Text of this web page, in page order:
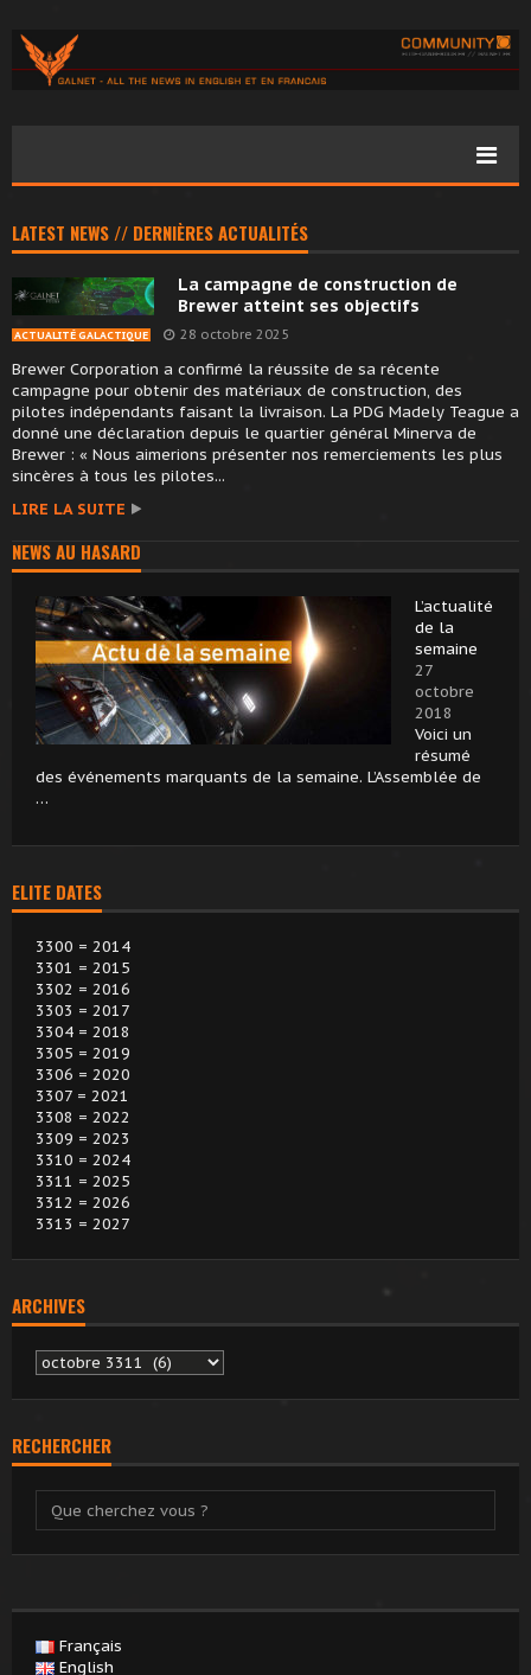
LATEST NEWS // DERNIÈRES ACTUALITÉS
La campagne de construction de
Brewer atteint ses objectifs
ACTUALITÉ GALACTIQUE 28 octobre 2025
Brewer Corporation a confirmé la réussite de sa récente
campagne pour obtenir des matériaux de construction, des
pilotes indépendants faisant la livraison. La PDG Madely Teague a
donné une déclaration depuis le quartier général Minerva de
Brewer : « Nous aimerions présenter nos remerciements les plus
sincères à tous les pilotes...
LIRE LA SUITE
NEWS AU HASARD
L’actualité
de la
semaine
27
octobre
2018
Voici un
résumé
des événements marquants de la semaine. L’Assemblée de
…
ELITE DATES
3300 = 2014
3301 = 2015
3302 = 2016
3303 = 2017
3304 = 2018
3305 = 2019
3306 = 2020
3307 = 2021
3308 = 2022
3309 = 2023
3310 = 2024
3311 = 2025
3312 = 2026
3313 = 2027
ARCHIVES
Archives
RECHERCHER
Français
English